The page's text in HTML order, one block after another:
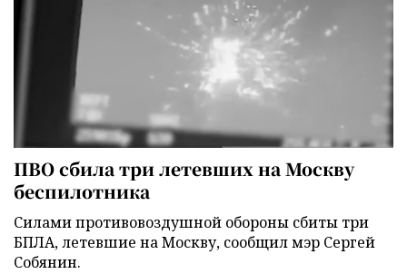
ПВО сбила три летевших на Москву
беспилотника
Силами противовоздушной обороны сбиты три
БПЛА, летевшие на Москву, сообщил мэр Сергей
Собянин.